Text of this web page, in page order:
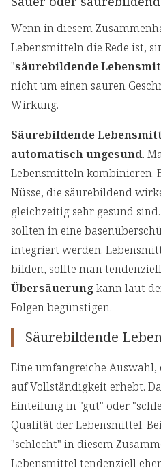
Wenn in diesem
Lebensmitteln die Rede ist,
"säurebildende
nicht um einen sauren
Wirkung.
Säurebildende
automatisch ungesund.
Lebensmitteln kombinieren.
Nüsse, die säurebildend
gleichzeitig sehr gesund
sollten in eine
integriert werden.
bilden, sollte man
Übersäuerungkann laut
Folgen begünstigen.
Säurebildende
Eine umfangreiche
auf Vollständigkeit erhebt.
Einteilung in "gut" oder
Qualität der Lebensmittel.
"schlecht" in diesem
Lebensmittel tendenziell